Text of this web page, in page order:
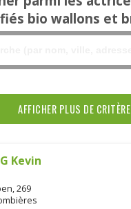
bio wallons et
Kevin
269
AFFICHER PLUS DE